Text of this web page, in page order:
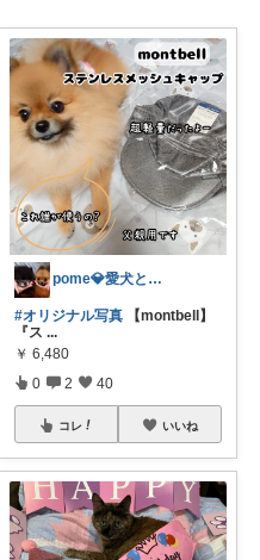
pome💎愛犬と推し活とお洋服4日up
#オリジナル写真 【montbell】
『ス ...
￥ 6,480
0 2 40
コレ いいね